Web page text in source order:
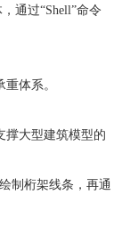
通过“Shell”命令
体系。
大型建筑模型的
制桁架线条，再通